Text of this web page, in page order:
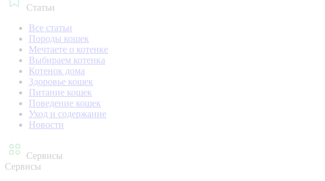
Статьи
Все статьи
Породы кошек
Мечтаете о котенке
Выбираем котенка
Котенок дома
Здоровье кошек
Питание кошек
Поведение кошек
Уход и содержание
Новости
Сервисы
Сервисы